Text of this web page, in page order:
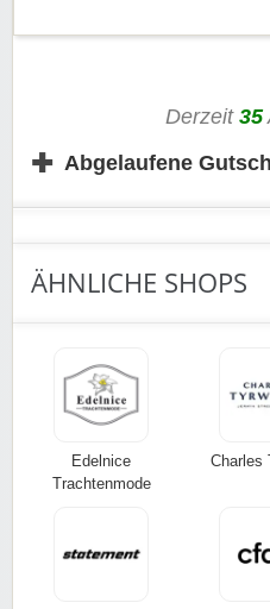
Derzeit 35
✚ Abgelaufene
ÄHNLICHE SHOPS
Edelnice
Trachtenmode
Charles